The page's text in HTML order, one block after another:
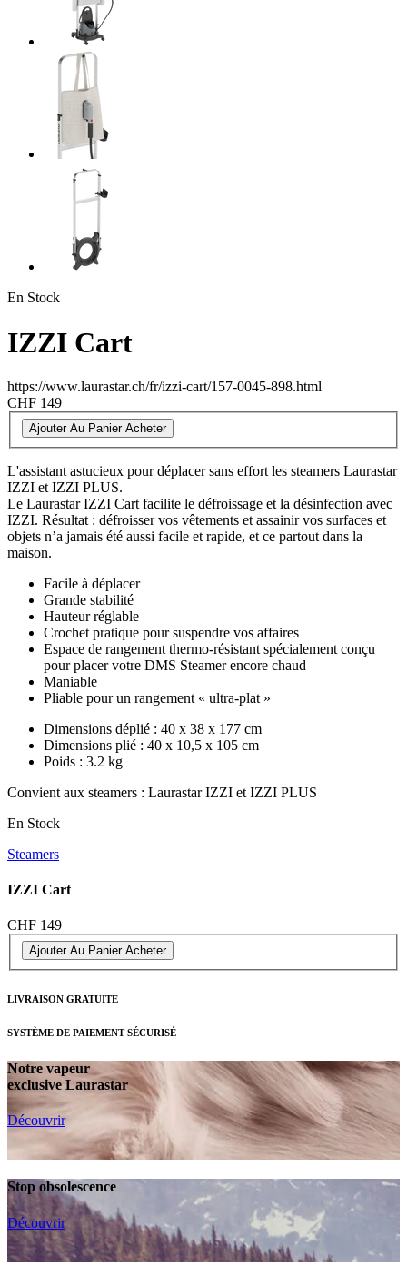
En Stock
IZZI Cart
https://www.laurastar.ch/fr/izzi-cart/157-0045-898.html
CHF 149
Ajouter Au Panier Acheter
L'assistant astucieux pour déplacer sans effort les steamers Laurastar
IZZI et IZZI PLUS.
Le Laurastar IZZI Cart facilite le défroissage et la désinfection avec
IZZI. Résultat : défroisser vos vêtements et assainir vos surfaces et
objets n’a jamais été aussi facile et rapide, et ce partout dans la
maison.
Facile à déplacer
Grande stabilité
Hauteur réglable
Crochet pratique pour suspendre vos affaires
Espace de rangement thermo-résistant spécialement conçu
pour placer votre DMS Steamer encore chaud
Maniable
Pliable pour un rangement « ultra-plat »
Dimensions déplié : 40 x 38 x 177 cm
Dimensions plié : 40 x 10,5 x 105 cm
Poids : 3.2 kg
Convient aux steamers : Laurastar IZZI et IZZI PLUS
En Stock
Steamers
IZZI Cart
CHF 149
Ajouter Au Panier Acheter
LIVRAISON GRATUITE
SYSTÈME DE PAIEMENT SÉCURISÉ
Notre vapeur
exclusive Laurastar
Découvrir
Stop obsolescence
Découvrir